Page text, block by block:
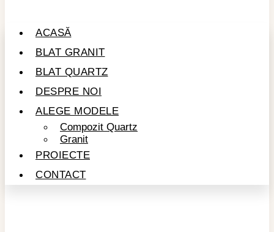
ACASĂ
BLAT GRANIT
BLAT QUARTZ
DESPRE NOI
ALEGE MODELE
Compozit Quartz
Granit
PROIECTE
CONTACT